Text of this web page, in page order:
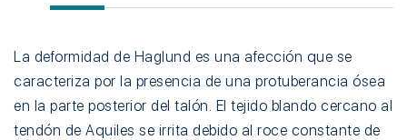
La deformidad de Haglund es una afección que se
caracteriza por la presencia de una protuberancia ósea
en la parte posterior del talón. El tejido blando cercano al
tendón de Aquiles se irrita debido al roce constante de